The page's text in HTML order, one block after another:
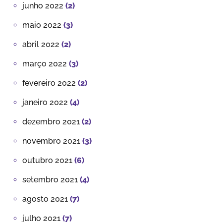
junho 2022 (2)
maio 2022 (3)
abril 2022 (2)
março 2022 (3)
fevereiro 2022 (2)
janeiro 2022 (4)
dezembro 2021 (2)
novembro 2021 (3)
outubro 2021 (6)
setembro 2021 (4)
agosto 2021 (7)
julho 2021 (7)